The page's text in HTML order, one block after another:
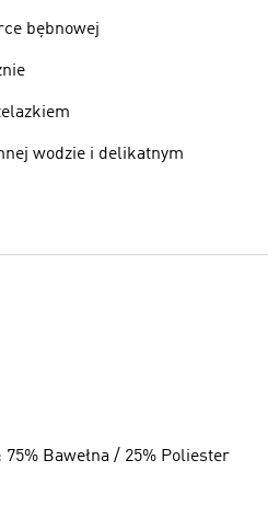
bębnowej
wodzie i delikatnym
75% Bawełna / 25% Poliester